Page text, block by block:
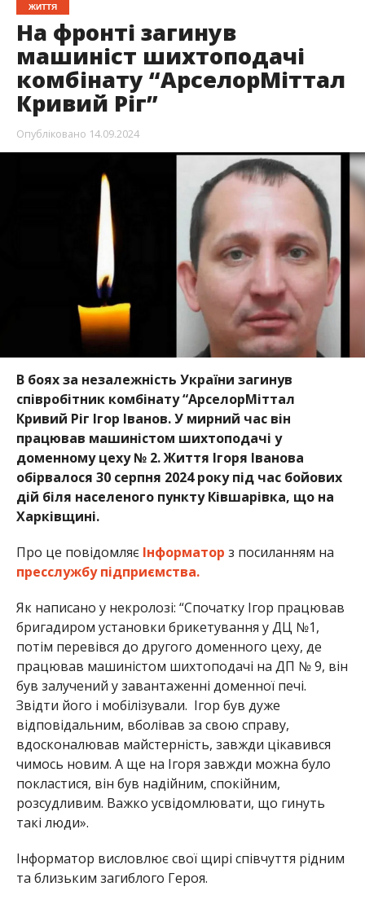
ЖИТТЯ
На фронті загинув
машиніст шихтоподачі
комбінату “АрселорМіттал
Кривий Ріг”
Опубліковано 14.09.2024
В боях за незалежність України загинув
співробітник комбінату “АрселорМіттал
Кривий Ріг Ігор Іванов. У мирний час він
працював машиністом шихтоподачі у
доменному цеху № 2. Життя Ігоря Іванова
обірвалося 30 серпня 2024 року під час бойових
дій біля населеного пункту Ківшарівка, що на
Харківщині.
Про це повідомляєІнформатор з посиланням на
пресслужбу підприємства.
Як написано у некролозі: “Спочатку Ігор працював
бригадиром установки брикетування у ДЦ №1,
потім перевівся до другого доменного цеху, де
працював машиністом шихтоподачі на ДП № 9, він
був залучений у завантаженні доменної печі.
Звідти його і мобілізували. Ігор був дуже
відповідальним, вболівав за свою справу,
вдосконалював майстерність, завжди цікавився
чимось новим. А ще на Ігоря завжди можна було
покластися, він був надійним, спокійним,
розсудливим. Важко усвідомлювати, що гинуть
такі люди».
Інформатор висловлює свої щирі співчуття рідним
та близьким загиблого Героя.